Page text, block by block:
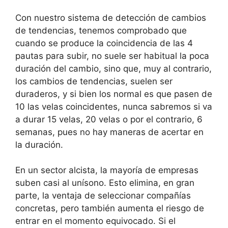
Con nuestro sistema de detección de cambios
de tendencias, tenemos comprobado que
cuando se produce la coincidencia de las 4
pautas para subir, no suele ser habitual la poca
duración del cambio, sino que, muy al contrario,
los cambios de tendencias, suelen ser
duraderos, y si bien los normal es que pasen de
10 las velas coincidentes, nunca sabremos si va
a durar 15 velas, 20 velas o por el contrario, 6
semanas, pues no hay maneras de acertar en
la duración.
En un sector alcista, la mayoría de empresas
suben casi al unísono. Esto elimina, en gran
parte, la ventaja de seleccionar compañías
concretas, pero también aumenta el riesgo de
entrar en el momento equivocado. Si el